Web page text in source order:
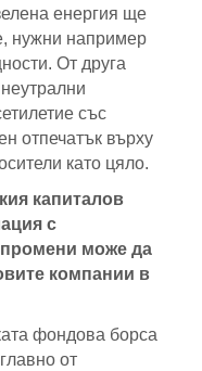
енергия ще
нужни например
От друга
със
отпечатък върху
като цяло.
капиталов
с
може да
компании в
фондова борса
от